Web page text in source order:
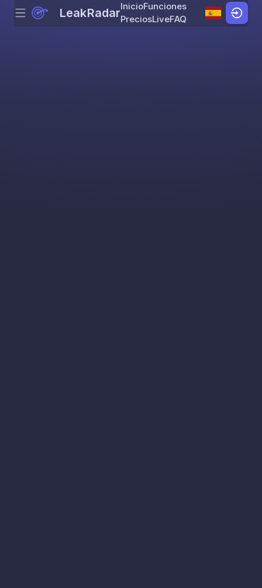
Skip to content
Menu LeakRadarInicioFunciones
PreciosLiveFAQ